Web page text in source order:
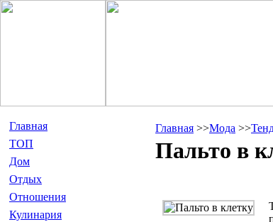
Главная
ТОП
Дом
Отдых
Отношения
Кулинария
Главная >>Мода >>
Пальто в